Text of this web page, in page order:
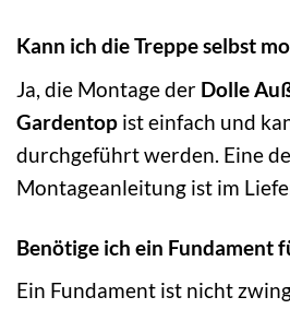
Kann ich die Treppe selbst
Ja, die Montage der Dolle
Gardentop ist einfach und
durchgeführt werden. Eine
Montageanleitung ist im
Benötige ich ein Fundament
Ein Fundament ist nicht